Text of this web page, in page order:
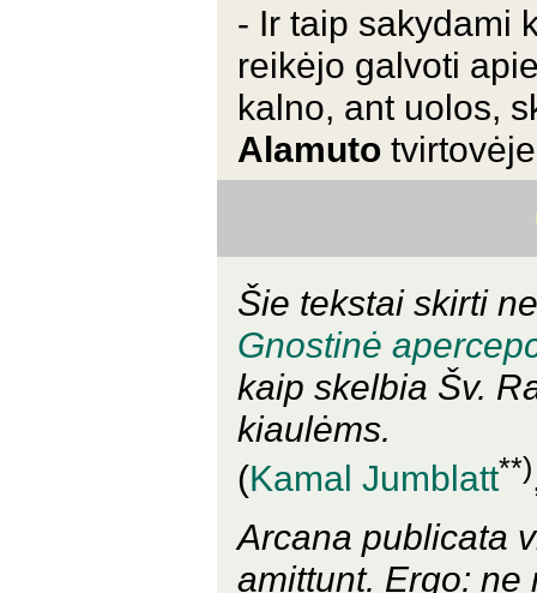
- Ir taip sakydami
reikėjo galvoti
kalno, ant uolos,
Alamuto
Šie tekstai skirti
Gnostinė
kaip skelbia Šv.
kiaulėms.
(Kamal Jumblatt**)
Arcana publicata
amittunt. Ergo: ne